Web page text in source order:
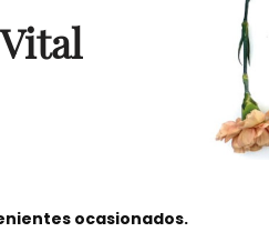
ocasionados.